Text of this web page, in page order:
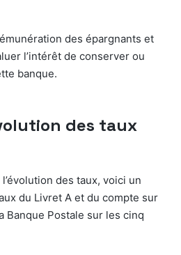
des épargnants et
l’intérêt de conserver ou
banque.
des taux
des taux, voici un
du Livret A et du compte sur
Banque Postale sur les cinq